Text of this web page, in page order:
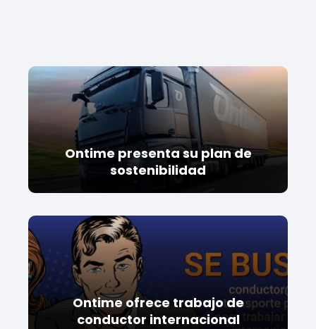
Ontime presenta su plan de
sostenibilidad
Ontime ofrece trabajo de
conductor internacional